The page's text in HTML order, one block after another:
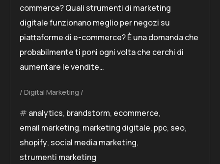
commerce? Quali strumenti di marketing
digitale funzionano meglio per negozi su
piattaforme di e-commerce? È una domanda che
probabilmente ti poni ogni volta che cerchi di
aumentare le vendite…
Digital Marketing
analytics, brandstorm, ecommerce,
email marketing, marketing digitale, ppc, seo,
shopify, social media marketing,
strumenti marketing